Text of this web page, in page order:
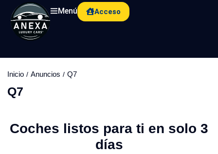
Menú Acceso
Inicio Anuncios Q7
Q7
Coches listos para ti en solo 3
días​